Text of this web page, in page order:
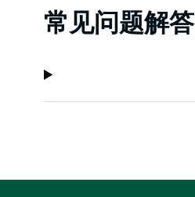
常见问题解答